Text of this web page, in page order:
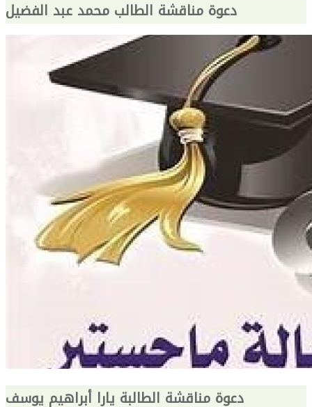
دعوة مناقشة الطالب محمد عبد الفضيل
دعوة مناقشة الطالبة يارا أبراهيم يوسف